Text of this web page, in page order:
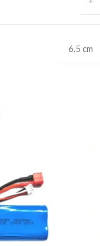
6.5 cm